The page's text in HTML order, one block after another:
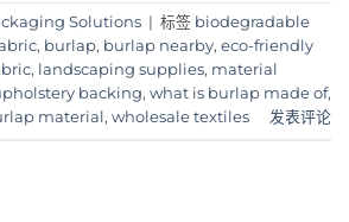
Solutions | 标签 biodegradable
, burlap, burlap nearby, eco-friendly
, landscaping supplies, material
backing, what is burlap made of,
material , wholesale textiles 发表评论